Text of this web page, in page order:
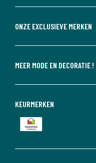
ONZE EXCLUSIEVE MERKEN
MEER MODE EN DECORATIE !
KEURMERKEN